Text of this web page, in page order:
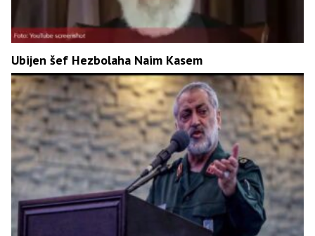
Ubijen šef Hezbolaha Naim Kasem